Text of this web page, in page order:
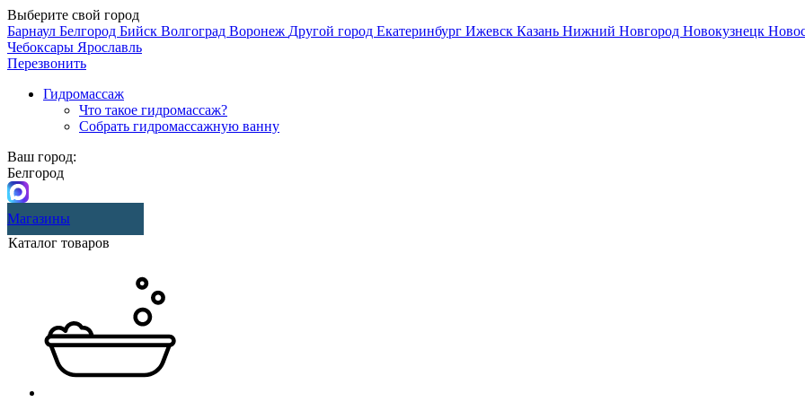
Выберите свой город
Барнаул Белгород Бийск Волгоград Воронеж Другой город Екатеринбург Ижевск Казань Нижний Новгород Новокузнецк
Чебоксары Ярославль
Перезвонить
Гидромассаж
Что такое гидромассаж?
Собрать гидромассажную ванну
Ваш город:
Белгород
Магазины
Каталог товаров